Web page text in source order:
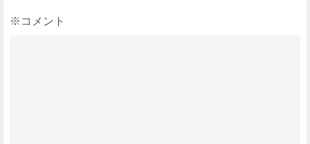
※コメント